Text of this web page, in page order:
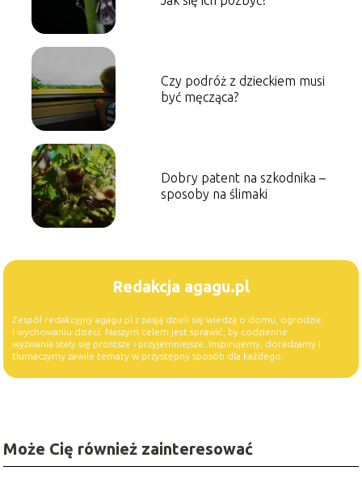
Czy podróż z dzieckiem musi
być męcząca?
Dobry patent na szkodnika –
sposoby na ślimaki
Redakcja agagu.pl
Zespół redakcyjny agagu.pl z pasją dzieli się wiedzą o domu, ogrodzie
i wychowaniu dzieci. Naszym celem jest sprawić, by codzienne
wyzwania stały się prostsze i przyjemniejsze. Inspirujemy, doradzamy i
tłumaczymy zawiłe tematy w przystępny sposób dla każdego.
Może Cię również zainteresować